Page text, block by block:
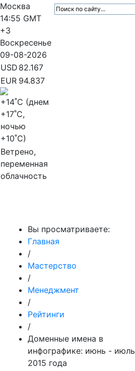
Москва
14:55 GMT
+3
Воскресенье
09-08-2026
USD 82.167
EUR 94.837
+14˚C (днем
+17˚C,
ночью
+10˚C)
Ветрено,
переменная
облачность
Вы просматриваете:
Главная
/
Мастерство
/
Менеджмент
/
Рейтинги
/
Доменные имена в
инфографике: июнь - июль
2015 года